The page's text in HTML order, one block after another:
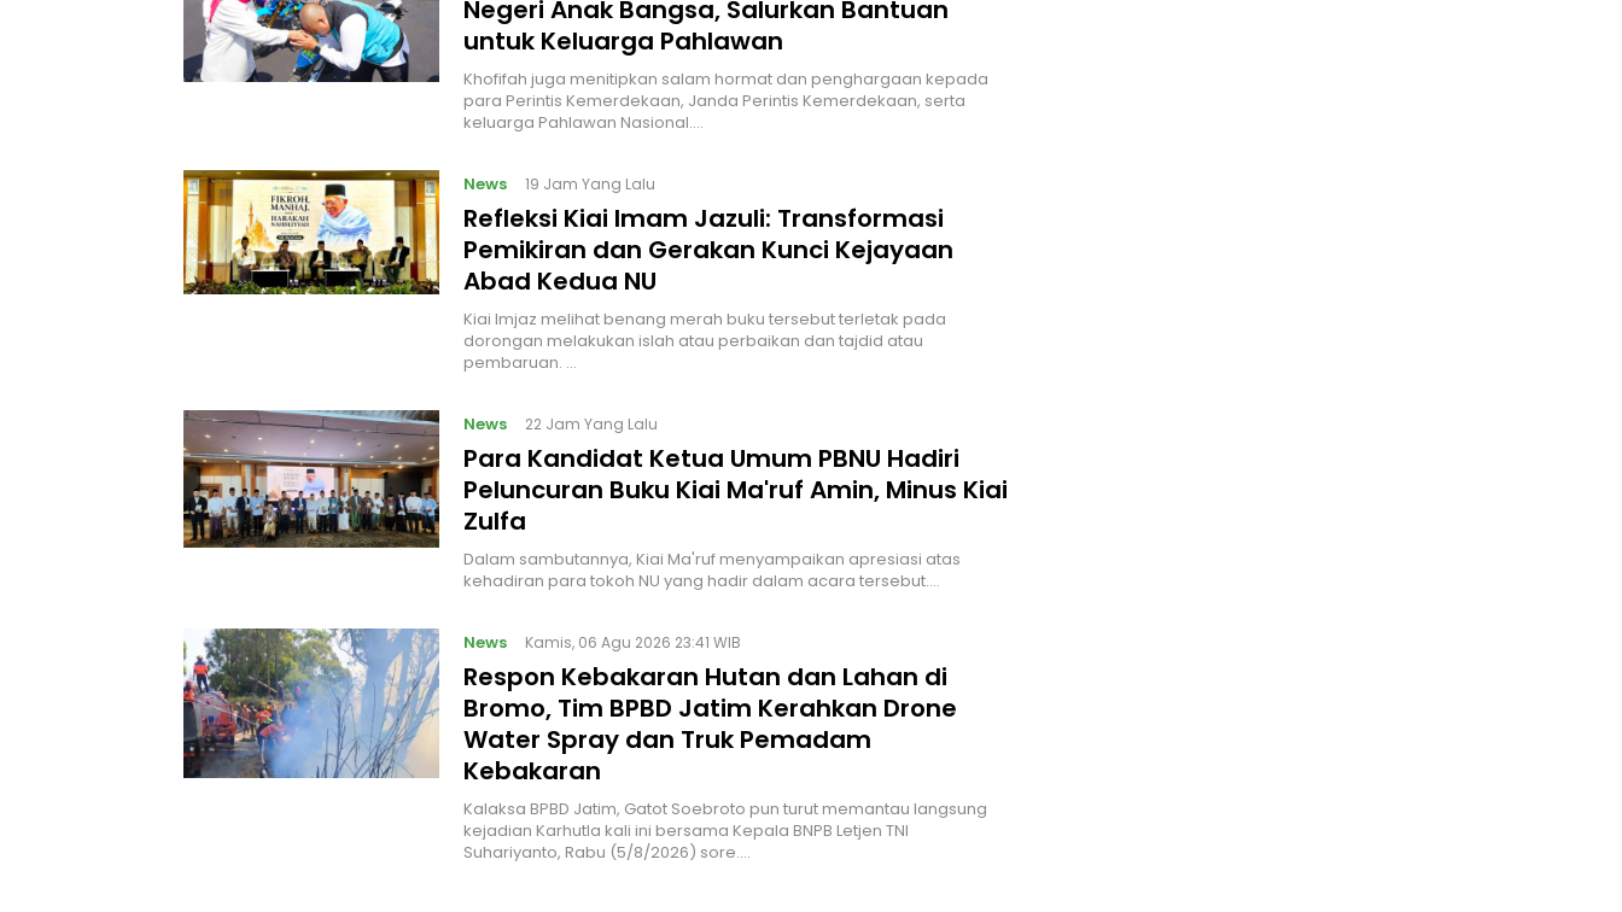
Negeri Anak Bangsa, Salurkan Bantuan
untuk Keluarga Pahlawan
Khofifah juga menitipkan salam hormat dan penghargaan kepada
para Perintis Kemerdekaan, Janda Perintis Kemerdekaan, serta
keluarga Pahlawan Nasional.…
News 19 Jam Yang Lalu
Refleksi Kiai Imam Jazuli: Transformasi
Pemikiran dan Gerakan Kunci Kejayaan
Abad Kedua NU
Kiai Imjaz melihat benang merah buku tersebut terletak pada
dorongan melakukan islah atau perbaikan dan tajdid atau
pembaruan. …
News 22 Jam Yang Lalu
Para Kandidat Ketua Umum PBNU Hadiri
Peluncuran Buku Kiai Ma'ruf Amin, Minus Kiai
Zulfa
Dalam sambutannya, Kiai Ma'ruf menyampaikan apresiasi atas
kehadiran para tokoh NU yang hadir dalam acara tersebut.…
News Kamis, 06 Agu 2026 23:41 WIB
Respon Kebakaran Hutan dan Lahan di
Bromo, Tim BPBD Jatim Kerahkan Drone
Water Spray dan Truk Pemadam
Kebakaran
Kalaksa BPBD Jatim, Gatot Soebroto pun turut memantau langsung
kejadian Karhutla kali ini bersama Kepala BNPB Letjen TNI
Suhariyanto, Rabu (5/8/2026) sore.…